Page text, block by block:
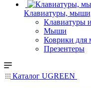
Клавиатуры,
Клавиатуры
Мыши
Коврики
Презентеры
Каталог UGREEN